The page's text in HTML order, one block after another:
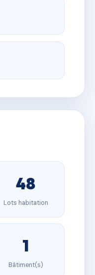
48
Lots habitation
1
Bâtiment(s)